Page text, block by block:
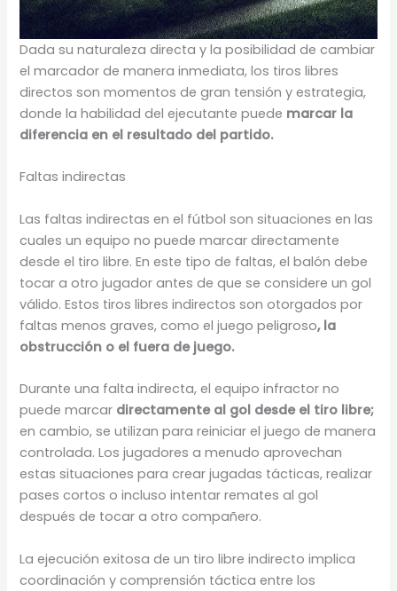
Dada su naturaleza directa y la posibilidad de cambiar
el marcador de manera inmediata, los tiros libres
directos son momentos de gran tensión y estrategia,
donde la habilidad del ejecutante puede marcar la
diferencia en el resultado del partido.
Faltas indirectas
Las faltas indirectas en el fútbol son situaciones en las
cuales un equipo no puede marcar directamente
desde el tiro libre. En este tipo de faltas, el balón debe
tocar a otro jugador antes de que se considere un gol
válido. Estos tiros libres indirectos son otorgados por
faltas menos graves, como el juego peligroso, la
obstrucción o el fuera de juego.
Durante una falta indirecta, el equipo infractor no
puede marcar directamente al gol desde el tiro libre;
en cambio, se utilizan para reiniciar el juego de manera
controlada. Los jugadores a menudo aprovechan
estas situaciones para crear jugadas tácticas, realizar
pases cortos o incluso intentar remates al gol
después de tocar a otro compañero.
La ejecución exitosa de un tiro libre indirecto implica
coordinación y comprensión táctica entre los